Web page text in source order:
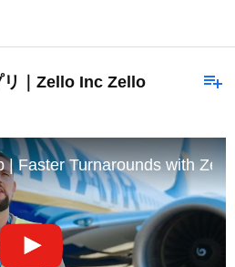
playlist_add
リ｜Zello Inc Zello
Faster Turnarounds with Zello